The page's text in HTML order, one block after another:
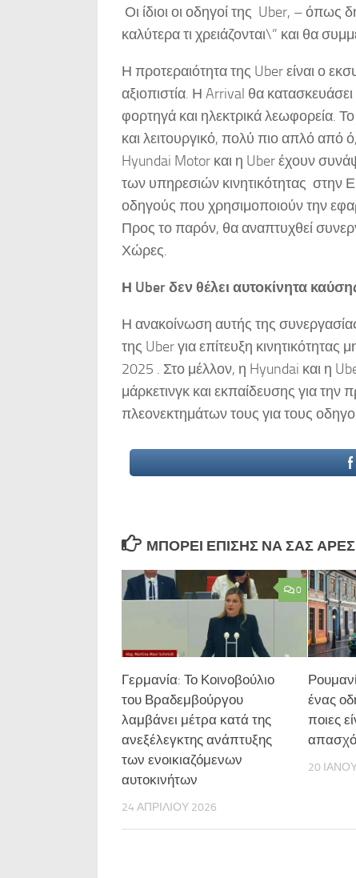
Οι ίδιοι οι οδηγοί της Uber, – όπως
καλύτερα τι χρειάζονται\” και θα
Η προτεραιότητα της Uber είναι ο
αξιοπιστία. Η Arrival θα
φορτηγά και ηλεκτρικά λεωφορεία.
και λειτουργικό, πολύ πιο απλό από
Hyundai Motor και η Uber έχουν
των υπηρεσιών κινητικότητας
οδηγούς που χρησιμοποιούν την
Προς το παρόν, θα αναπτυχθεί
Χώρες.
Η Uber δεν θέλει αυτοκίνητα
Η ανακοίνωση αυτής της
της Uber για επίτευξη
2025 . Στο μέλλον, η Hyundai και η
μάρκετινγκ και εκπαίδευσης για
πλεονεκτημάτων τους για τους
ΜΠΟΡΕΊ ΕΠΊΣΗΣ ΝΑ ΣΑΣ
0
Γερμανία: Το Κοινοβούλιο
του Βραδεμβούργου
λαμβάνει μέτρα κατά της
ανεξέλεγκτης ανάπτυξης
των ενοικιαζόμενων
αυτοκινήτων
24 ΑΠΡΙΛΊΟΥ 2026
ένας
ποιες
20